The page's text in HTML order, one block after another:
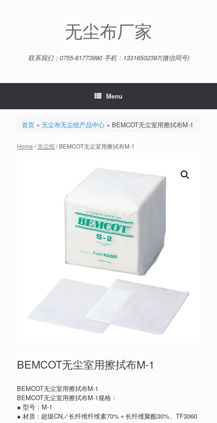
无尘布厂家
联系我们：0755-81773990 手机：13316502397(微信同号)
Menu
首页» 无尘布无尘纸产品中心» BEMCOT无尘室用擦拭布M-1
Home /无尘纸/ BEMCOT无尘室用擦拭布M-1
BEMCOT无尘室用擦拭布M-1
BEMCOT无尘室用擦拭布M-1
BEMCOT无尘室用擦拭布M-1规格：
● 型号：M-1
● 材质 : 超级CN／长纤维纤维素70%＋长纤维聚酯30%、TF3060